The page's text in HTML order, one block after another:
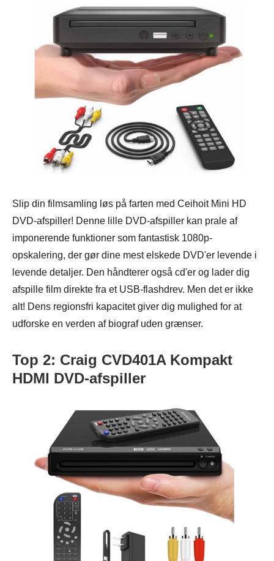
Slip din filmsamling løs på farten med Ceihoit Mini HD
DVD-afspiller! Denne lille DVD-afspiller kan prale af
imponerende funktioner som fantastisk 1080p-
opskalering, der gør dine mest elskede DVD'er levende i
levende detaljer. Den håndterer også cd'er og lader dig
afspille film direkte fra et USB-flashdrev. Men det er ikke
alt! Dens regionsfri kapacitet giver dig mulighed for at
udforske en verden af biograf uden grænser.
Top 2: Craig CVD401A Kompakt
HDMI DVD-afspiller